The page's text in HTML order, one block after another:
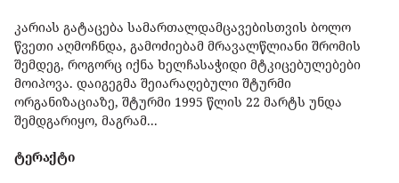
კარიას გატაცება სამართალდამცავებისთვის ბოლო
წვეთი აღმოჩნდა, გამოძიებამ მრავალწლიანი შრომის
შემდეგ, როგორც იქნა ხელჩასაჭიდი მტკიცებულებები
მოიპოვა. დაიგეგმა შეიარაღებული შტურმი
ორგანიზაციაზე, შტურმი 1995 წლის 22 მარტს უნდა
შემდგარიყო, მაგრამ...
ტერაქტი